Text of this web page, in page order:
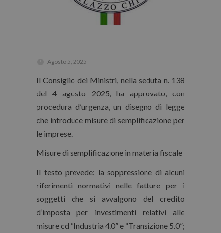
Agosto 5, 2025
Il Consiglio dei Ministri, nella seduta n. 138
del 4 agosto 2025, ha approvato, con
procedura d’urgenza, un disegno di legge
che introduce misure di semplificazione per
le imprese.
Misure di semplificazione in materia fiscale
Il testo prevede: la soppressione di alcuni
riferimenti normativi nelle fatture per i
soggetti che si avvalgono del credito
d’imposta per investimenti relativi alle
misure cd “Industria 4.0” e “Transizione 5.0”;